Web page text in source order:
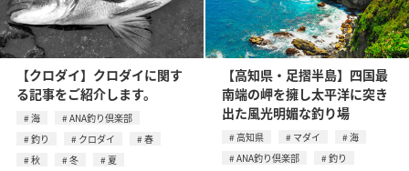
【クロダイ】クロダイに関す
る記事をご紹介します。
海
ANA釣り倶楽部
釣り
クロダイ
春
秋
冬 夏
【高知県・足摺半島】四国最
南端の岬を擁し太平洋に突き
出た風光明媚な釣り場
高知県 マダイ
海
ANA釣り倶楽部
釣り